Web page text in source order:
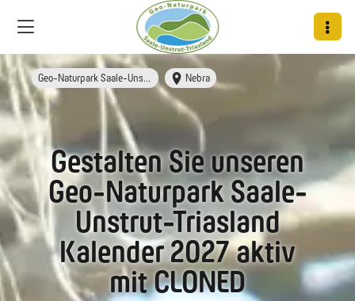
Geo-Naturpark Saale-Unstrut-Triasland Nebra
Gestalten Sie unseren
Geo-Naturpark Saale-
Unstrut-Triasland
Kalender 2027 aktiv
mit CLONED